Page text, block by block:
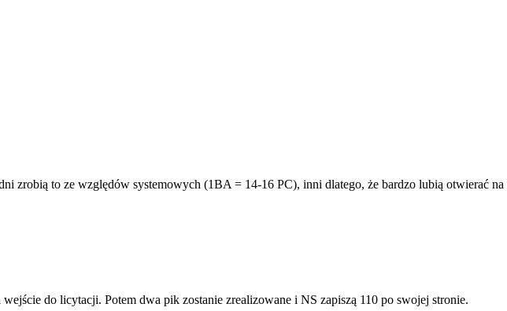
zrobią to ze względów systemowych (1BA = 14-16 PC), inni dlatego, że bardzo lubią otwierać na
do licytacji. Potem dwa pik zostanie zrealizowane i NS zapiszą 110 po swojej stronie.